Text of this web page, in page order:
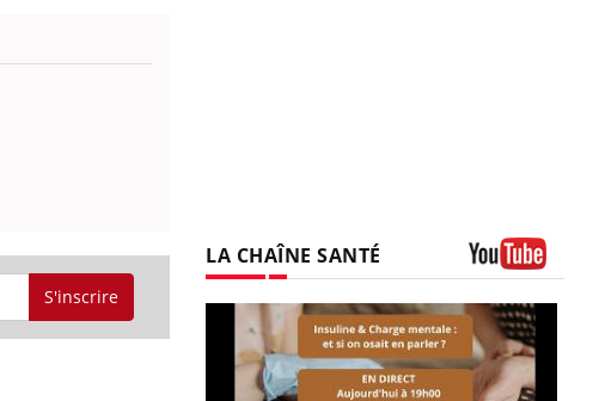
S'inscrire
LA CHAÎNE SANTÉ